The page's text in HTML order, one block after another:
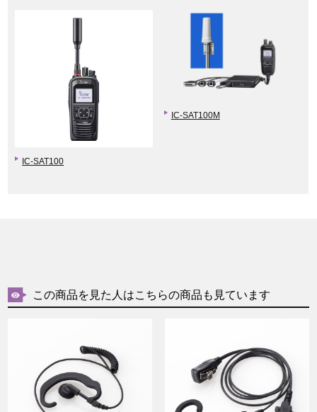
IC-SAT100
IC-SAT100M
この商品を見た人はこちらの商品も見ています